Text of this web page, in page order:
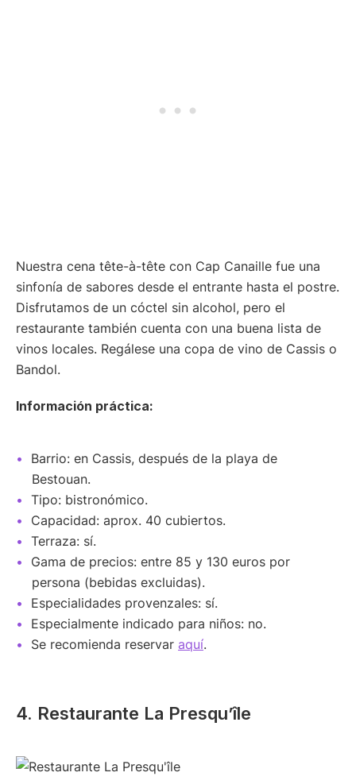
Nuestra cena tête-à-tête con Cap Canaille fue una
sinfonía de sabores desde el entrante hasta el postre.
Disfrutamos de un cóctel sin alcohol, pero el
restaurante también cuenta con una buena lista de
vinos locales. Regálese una copa de vino de Cassis o
Bandol.
Información práctica:
Barrio: en Cassis, después de la playa de
Bestouan.
Tipo: bistronómico.
Capacidad: aprox. 40 cubiertos.
Terraza: sí.
Gama de precios: entre 85 y 130 euros por
persona (bebidas excluidas).
Especialidades provenzales: sí.
Especialmente indicado para niños: no.
Se recomienda reservar aquí.
4. Restaurante La Presqu’île